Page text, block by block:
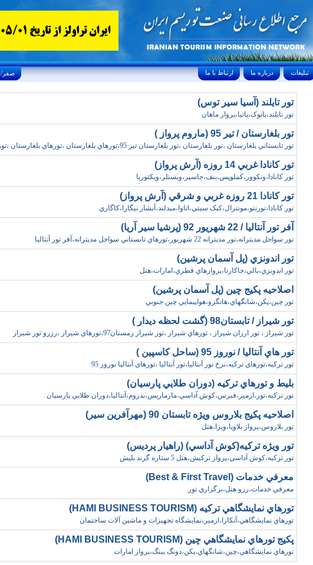
Saturday, August 8, 2026 25/صفر/1448 ارتباط با ما درباره ما تبليغات
تور تايلند (آسيا سير توس)
تور تايلند،بانوک،پاتيا،پرواز ماهان
تور بلغارستان / تير 95 (ماروم پرواز )
تور تابستاني بلغارستان ،تور بلغارستان ،تور بلغارستان تير 95،تورهاي بلغارستان ،تورهاي بلغارستان ،تور
تور کانادا غربي 14 روزه (آرش پرواز)
تور کانادا،ونکوور،کملوپس،بنف،جاسپر،ويستلر،ويکتوريا
تور کانادا 21 روزه غربي و شرقي (آرش پرواز)
تور کانادا،تورنتو،مونترال،کبک سيتي،اتاوا،ميدلند،آبشار نيگارا،کاگاري
آفر تور آنتاليا / 22 شهريور 92 (پرشيا سير آريا)
تور سواحل مديترانه،تور مديترانه 22 شهريور،تورهاي تابستاني سواحل مديترانه،آفر تور آنتاليا
تور اندونزي (پل آسمان پرشين)
تور اندونزي،بالي،جاکارتا،پروازهاي قطري،امارات،هتل
اصلاحيه پکيج چين (پل آسمان پرشين)
تور چين،پکن،شانگهاي،هانگزو،هواپيمايي چين جنوبي
تور شيراز / تابستان98 (گشت لحظه ديدار )
تور شيراز ، تور ارزان شيراز ، تورهاي شيراز ،تور شيراز زمستان97،تورهاي شيراز ،رزرو تور شيراز
تور هاي آنتاليا / نوروز 95 (ساحل کاسپين )
تور ترکيه،تورهاي ترکيه،نرخ تور آنتاليا،تور آنتاليا ،تورهاي آنتاليا نوروز 95
بليط و تورهاي ترکيه (دوران طلايي پارسيان)
تور ترکيه،تور،ازمير،قبرس،کوش آداسي،مارماريس،بدروم،آنتاليا،دوران طلايي پارسيان
اصلاحيه پکيج بلاروس ويژه تابستان 90 (مهرآفرين سير)
تور بلاروس،پرواز بلاويا،ويزا،هتل
تور ويژه ترکيه(کوش آداسي) (راهيار پرديس)
تور ترکيه،کوش آداسي،پرواز ترکيش،هتل 5 ستاره گرند بليش
معرفي خدمات (Best & First Travel)
معرفي خدمات،رزو هتل،برگزاري تور
تورهاي نمايشگاهي ترکيه (HAMI BUSINESS TOURISM)
تورهاي نمايشگاهي،آنکارا،ازمير،نمايشگاه تجهيزات و ماشين آلات ساختمان
پکيج تورهاي نمايشگاهي چين (HAMI BUSINESS TOURISM)
تورهاي نمايشگاهي،چين،شانگهاي،پکن،دونگ يينگ،پرواز امارات